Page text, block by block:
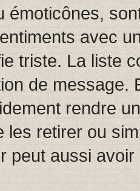
émoticônes,
avec
triste. La liste
de message.
rendre
les retirer ou
peut aussi